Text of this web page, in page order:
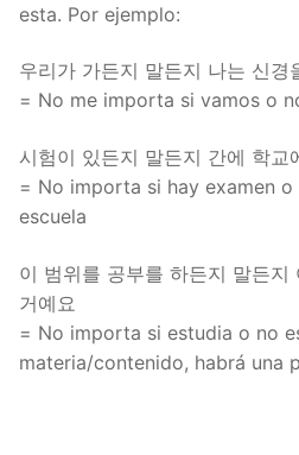
esta. Por ejemplo:
우리가 가든지 말든지 나는 신경
= No me importa si vamos o
시험이 있든지 말든지 간에 학교
= No importa si hay examen
escuela
이 범위를 공부를 하든지 말든지
거예요
= No importa si estudia o no
materia/contenido, habrá una